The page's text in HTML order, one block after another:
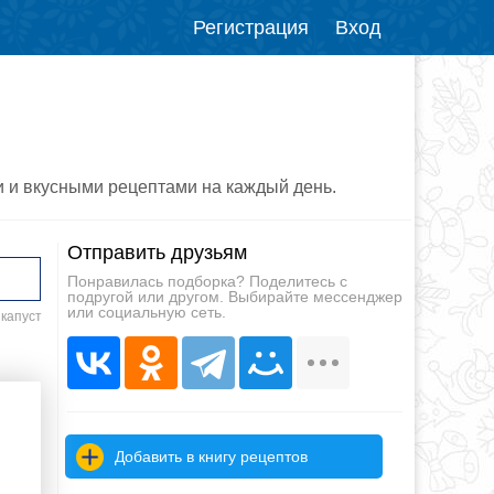
Регистрация Вход
и вкусными рецептами на каждый день.
Отправить друзьям
Понравилась подборка? Поделитесь с
подругой или другом. Выбирайте мессенджер
или социальную сеть.
Добавить в книгу рецептов